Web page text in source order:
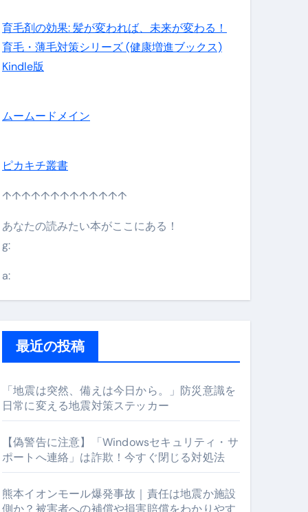
ト #筋トレ #美容 #健康 #雑学 #ナレーター #小林将大
育毛剤の効果: 髪が変われば、未来が変わる！
育毛・薄毛対策シリーズ (健康増進ブックス)
Kindle版
ムームードメイン
ピカキチ叢書
↑↑↑↑↑↑↑↑↑↑↑↑↑
あなたの読みたい本がここにある！
g:
a:
最近の投稿
「地震は突然、備えは今日から。」防災意識を
日常に変える地震対策ステッカー
【偽警告に注意】「Windowsセキュリティ・サ
ポートへ連絡」は詐欺！今すぐ閉じる対処法
熊本イオンモール爆発事故｜責任は地震か施設
側か？被害者への補償や損害賠償をわかりやす